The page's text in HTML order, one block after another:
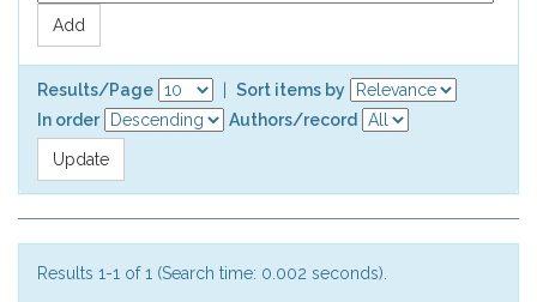
Results/Page
Sort items by
In order
Authors/record
Results 1-1 of 1 (Search time: 0.002 seconds).